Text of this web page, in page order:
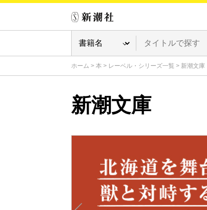
ホーム > 本 > レーベル・シリーズ一覧 > 新潮文庫
新潮文庫